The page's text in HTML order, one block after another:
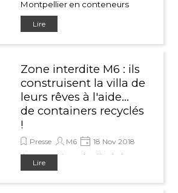
Montpellier en conteneurs
Lire
Zone interdite M6 : ils
construisent la villa de
leurs rêves à l'aide...
de containers recyclés
!
Presse M6 18 Nov 2018
Ils construisent la villa de leurs
rêves à l'aide... de containers
Lire